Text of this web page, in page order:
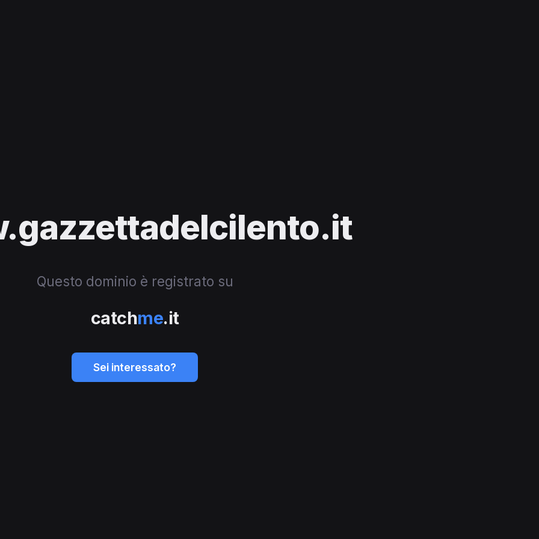
Questo dominio è registrato su
catchme.it
Sei interessato?